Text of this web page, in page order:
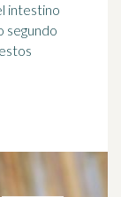
intestino
segundo